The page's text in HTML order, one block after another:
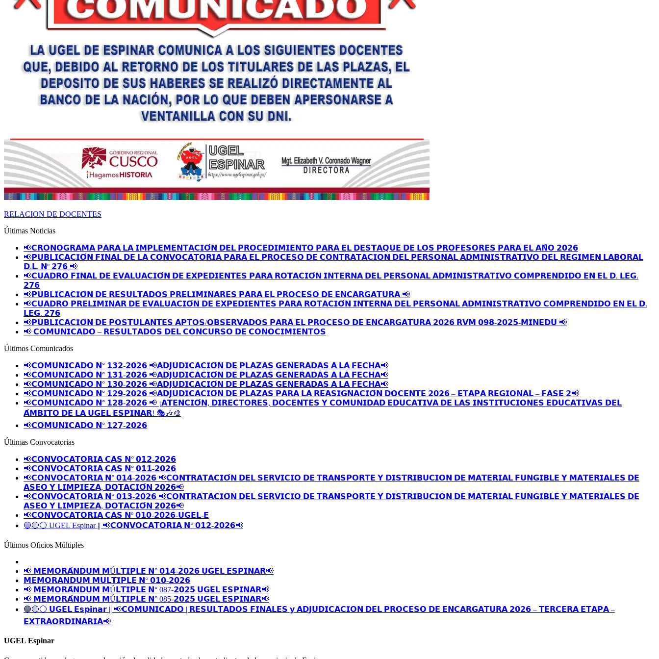
RELACION DE DOCENTES
Últimas Noticias
📢𝗖𝗥𝗢𝗡𝗢𝗚𝗥𝗔𝗠𝗔 𝗣𝗔𝗥𝗔 𝗟𝗔 𝗜𝗠𝗣𝗟𝗘𝗠𝗘𝗡𝗧𝗔𝗖𝗜𝗢́𝗡 𝗗𝗘𝗟 𝗣𝗥𝗢𝗖𝗘𝗗𝗜𝗠𝗜𝗘𝗡𝗧𝗢 𝗣𝗔𝗥𝗔 𝗘𝗟 𝗗𝗘𝗦𝗧𝗔𝗤𝗨𝗘 𝗗𝗘 𝗟𝗢𝗦 𝗣𝗥𝗢𝗙𝗘𝗦𝗢𝗥𝗘𝗦 𝗣𝗔𝗥𝗔 𝗘𝗟 𝗔𝗡̃𝗢 𝟮𝟬𝟮𝟲
📢𝗣𝗨𝗕𝗟𝗜𝗖𝗔𝗖𝗜𝗢́𝗡 𝗙𝗜𝗡𝗔𝗟 𝗗𝗘 𝗟𝗔 𝗖𝗢𝗡𝗩𝗢𝗖𝗔𝗧𝗢𝗥𝗜𝗔 𝗣𝗔𝗥𝗔 𝗘𝗟 𝗣𝗥𝗢𝗖𝗘𝗦𝗢 𝗗𝗘 𝗖𝗢𝗡𝗧𝗥𝗔𝗧𝗔𝗖𝗜𝗢𝗡 𝗗𝗘𝗟 𝗣𝗘𝗥𝗦𝗢𝗡𝗔𝗟 𝗔𝗗𝗠𝗜𝗡𝗜𝗦𝗧𝗥𝗔𝗧𝗜𝗩𝗢 𝗗𝗘𝗟 𝗥𝗘𝗚𝗜𝗠𝗘𝗡 𝗟𝗔𝗕𝗢𝗥𝗔𝗟
𝗗.𝗟. 𝗡º 𝟮𝟳𝟲 📢
📢𝗖𝗨𝗔𝗗𝗥𝗢 𝗙𝗜𝗡𝗔𝗟 𝗗𝗘 𝗘𝗩𝗔𝗟𝗨𝗔𝗖𝗜𝗢́𝗡 𝗗𝗘 𝗘𝗫𝗣𝗘𝗗𝗜𝗘𝗡𝗧𝗘𝗦 𝗣𝗔𝗥𝗔 𝗥𝗢𝗧𝗔𝗖𝗜𝗢́𝗡 𝗜𝗡𝗧𝗘𝗥𝗡𝗔 𝗗𝗘𝗟 𝗣𝗘𝗥𝗦𝗢𝗡𝗔𝗟 𝗔𝗗𝗠𝗜𝗡𝗜𝗦𝗧𝗥𝗔𝗧𝗜𝗩𝗢 𝗖𝗢𝗠𝗣𝗥𝗘𝗡𝗗𝗜𝗗𝗢 𝗘𝗡 𝗘𝗟 𝗗. 𝗟𝗘𝗚.
𝟮𝟳𝟲
📢𝗣𝗨𝗕𝗟𝗜𝗖𝗔𝗖𝗜𝗢́𝗡 𝗗𝗘 𝗥𝗘𝗦𝗨𝗟𝗧𝗔𝗗𝗢𝗦 𝗣𝗥𝗘𝗟𝗜𝗠𝗜𝗡𝗔𝗥𝗘𝗦 𝗣𝗔𝗥𝗔 𝗘𝗟 𝗣𝗥𝗢𝗖𝗘𝗦𝗢 𝗗𝗘 𝗘𝗡𝗖𝗔𝗥𝗚𝗔𝗧𝗨𝗥𝗔 📢
📢𝗖𝗨𝗔𝗗𝗥𝗢 𝗣𝗥𝗘𝗟𝗜𝗠𝗜𝗡𝗔𝗥 𝗗𝗘 𝗘𝗩𝗔𝗟𝗨𝗔𝗖𝗜𝗢́𝗡 𝗗𝗘 𝗘𝗫𝗣𝗘𝗗𝗜𝗘𝗡𝗧𝗘𝗦 𝗣𝗔𝗥𝗔 𝗥𝗢𝗧𝗔𝗖𝗜𝗢́𝗡 𝗜𝗡𝗧𝗘𝗥𝗡𝗔 𝗗𝗘𝗟 𝗣𝗘𝗥𝗦𝗢𝗡𝗔𝗟 𝗔𝗗𝗠𝗜𝗡𝗜𝗦𝗧𝗥𝗔𝗧𝗜𝗩𝗢 𝗖𝗢𝗠𝗣𝗥𝗘𝗡𝗗𝗜𝗗𝗢 𝗘𝗡 𝗘𝗟 𝗗.
𝗟𝗘𝗚. 𝟮𝟳𝟲
📢𝗣𝗨𝗕𝗟𝗜𝗖𝗔𝗖𝗜𝗢́𝗡 𝗗𝗘 𝗣𝗢𝗦𝗧𝗨𝗟𝗔𝗡𝗧𝗘𝗦 𝗔𝗣𝗧𝗢𝗦/𝗢𝗕𝗦𝗘𝗥𝗩𝗔𝗗𝗢𝗦 𝗣𝗔𝗥𝗔 𝗘𝗟 𝗣𝗥𝗢𝗖𝗘𝗦𝗢 𝗗𝗘 𝗘𝗡𝗖𝗔𝗥𝗚𝗔𝗧𝗨𝗥𝗔 𝟮𝟬𝟮𝟲 𝗥𝗩𝗠 𝟬𝟵𝟴-𝟮𝟬𝟮𝟱-𝗠𝗜𝗡𝗘𝗗𝗨 📢
📢 𝗖𝗢𝗠𝗨𝗡𝗜𝗖𝗔𝗗𝗢 – 𝗥𝗘𝗦𝗨𝗟𝗧𝗔𝗗𝗢𝗦 𝗗𝗘𝗟 𝗖𝗢𝗡𝗖𝗨𝗥𝗦𝗢 𝗗𝗘 𝗖𝗢𝗡𝗢𝗖𝗜𝗠𝗜𝗘𝗡𝗧𝗢𝗦
Últimos Comunicados
📢𝗖𝗢𝗠𝗨𝗡𝗜𝗖𝗔𝗗𝗢 𝗡° 𝟭𝟯𝟮-𝟮𝟬𝟮𝟲 📢𝗔𝗗𝗝𝗨𝗗𝗜𝗖𝗔𝗖𝗜𝗢́𝗡 𝗗𝗘 𝗣𝗟𝗔𝗭𝗔𝗦 𝗚𝗘𝗡𝗘𝗥𝗔𝗗𝗔𝗦 𝗔 𝗟𝗔 𝗙𝗘𝗖𝗛𝗔📢
📢𝗖𝗢𝗠𝗨𝗡𝗜𝗖𝗔𝗗𝗢 𝗡° 𝟭𝟯𝟭-𝟮𝟬𝟮𝟲 📢𝗔𝗗𝗝𝗨𝗗𝗜𝗖𝗔𝗖𝗜𝗢́𝗡 𝗗𝗘 𝗣𝗟𝗔𝗭𝗔𝗦 𝗚𝗘𝗡𝗘𝗥𝗔𝗗𝗔𝗦 𝗔 𝗟𝗔 𝗙𝗘𝗖𝗛𝗔📢
📢𝗖𝗢𝗠𝗨𝗡𝗜𝗖𝗔𝗗𝗢 𝗡° 𝟭𝟯𝟬-𝟮𝟬𝟮𝟲 📢𝗔𝗗𝗝𝗨𝗗𝗜𝗖𝗔𝗖𝗜𝗢́𝗡 𝗗𝗘 𝗣𝗟𝗔𝗭𝗔𝗦 𝗚𝗘𝗡𝗘𝗥𝗔𝗗𝗔𝗦 𝗔 𝗟𝗔 𝗙𝗘𝗖𝗛𝗔📢
📢𝗖𝗢𝗠𝗨𝗡𝗜𝗖𝗔𝗗𝗢 𝗡° 𝟭𝟮𝟵-𝟮𝟬𝟮𝟲 📢𝗔𝗗𝗝𝗨𝗗𝗜𝗖𝗔𝗖𝗜𝗢́𝗡 𝗗𝗘 𝗣𝗟𝗔𝗭𝗔𝗦 𝗣𝗔𝗥𝗔 𝗟𝗔 𝗥𝗘𝗔𝗦𝗜𝗚𝗡𝗔𝗖𝗜𝗢́𝗡 𝗗𝗢𝗖𝗘𝗡𝗧𝗘 𝟮𝟬𝟮𝟲 – 𝗘𝗧𝗔𝗣𝗔 𝗥𝗘𝗚𝗜𝗢𝗡𝗔𝗟 – 𝗙𝗔𝗦𝗘 𝟮📢
📢𝗖𝗢𝗠𝗨𝗡𝗜𝗖𝗔𝗗𝗢 𝗡° 𝟭𝟮𝟴-𝟮𝟬𝟮𝟲 📢 ¡𝗔𝗧𝗘𝗡𝗖𝗜𝗢́𝗡, 𝗗𝗜𝗥𝗘𝗖𝗧𝗢𝗥𝗘𝗦, 𝗗𝗢𝗖𝗘𝗡𝗧𝗘𝗦 𝗬 𝗖𝗢𝗠𝗨𝗡𝗜𝗗𝗔𝗗 𝗘𝗗𝗨𝗖𝗔𝗧𝗜𝗩𝗔 𝗗𝗘 𝗟𝗔𝗦 𝗜𝗡𝗦𝗧𝗜𝗧𝗨𝗖𝗜𝗢𝗡𝗘𝗦 𝗘𝗗𝗨𝗖𝗔𝗧𝗜𝗩𝗔𝗦 𝗗𝗘𝗟
𝗔́𝗠𝗕𝗜𝗧𝗢 𝗗𝗘 𝗟𝗔 𝗨𝗚𝗘𝗟 𝗘𝗦𝗣𝗜𝗡𝗔𝗥! 🎭🎶🎨
📢𝗖𝗢𝗠𝗨𝗡𝗜𝗖𝗔𝗗𝗢 𝗡° 𝟭𝟮𝟳-𝟮𝟬𝟮𝟲
Últimas Convocatorias
📢𝗖𝗢𝗡𝗩𝗢𝗖𝗔𝗧𝗢𝗥𝗜𝗔 𝗖𝗔𝗦 𝗡° 𝟬𝟭𝟮-𝟮𝟬𝟮𝟲
📢𝗖𝗢𝗡𝗩𝗢𝗖𝗔𝗧𝗢𝗥𝗜𝗔 𝗖𝗔𝗦 𝗡° 𝟬𝟭𝟭-𝟮𝟬𝟮𝟲
📢𝗖𝗢𝗡𝗩𝗢𝗖𝗔𝗧𝗢𝗥𝗜𝗔 𝗡° 𝟬𝟭𝟰-𝟮𝟬𝟮𝟲 📢𝗖𝗢𝗡𝗧𝗥𝗔𝗧𝗔𝗖𝗜𝗢́𝗡 𝗗𝗘𝗟 𝗦𝗘𝗥𝗩𝗜𝗖𝗜𝗢 𝗗𝗘 𝗧𝗥𝗔𝗡𝗦𝗣𝗢𝗥𝗧𝗘 𝗬 𝗗𝗜𝗦𝗧𝗥𝗜𝗕𝗨𝗖𝗜𝗢𝗡 𝗗𝗘 𝗠𝗔𝗧𝗘𝗥𝗜𝗔𝗟 𝗙𝗨𝗡𝗚𝗜𝗕𝗟𝗘 𝗬 𝗠𝗔𝗧𝗘𝗥𝗜𝗔𝗟𝗘𝗦 𝗗𝗘
𝗔𝗦𝗘𝗢 𝗬 𝗟𝗜𝗠𝗣𝗜𝗘𝗭𝗔, 𝗗𝗢𝗧𝗔𝗖𝗜𝗢́𝗡 𝟮𝟬𝟮𝟲📢
📢𝗖𝗢𝗡𝗩𝗢𝗖𝗔𝗧𝗢𝗥𝗜𝗔 𝗡° 𝟬𝟭𝟯-𝟮𝟬𝟮𝟲 📢𝗖𝗢𝗡𝗧𝗥𝗔𝗧𝗔𝗖𝗜𝗢́𝗡 𝗗𝗘𝗟 𝗦𝗘𝗥𝗩𝗜𝗖𝗜𝗢 𝗗𝗘 𝗧𝗥𝗔𝗡𝗦𝗣𝗢𝗥𝗧𝗘 𝗬 𝗗𝗜𝗦𝗧𝗥𝗜𝗕𝗨𝗖𝗜𝗢𝗡 𝗗𝗘 𝗠𝗔𝗧𝗘𝗥𝗜𝗔𝗟 𝗙𝗨𝗡𝗚𝗜𝗕𝗟𝗘 𝗬 𝗠𝗔𝗧𝗘𝗥𝗜𝗔𝗟𝗘𝗦 𝗗𝗘
𝗔𝗦𝗘𝗢 𝗬 𝗟𝗜𝗠𝗣𝗜𝗘𝗭𝗔, 𝗗𝗢𝗧𝗔𝗖𝗜𝗢́𝗡 𝟮𝟬𝟮𝟲📢
📢𝗖𝗢𝗡𝗩𝗢𝗖𝗔𝗧𝗢𝗥𝗜𝗔 𝗖𝗔𝗦 𝗡º 𝟬𝟭𝟬-𝟮𝟬𝟮𝟲-𝗨𝗚𝗘𝗟-𝗘
🔵🔴⚪️ UGEL Espinar || 📢𝗖𝗢𝗡𝗩𝗢𝗖𝗔𝗧𝗢𝗥𝗜𝗔 𝗡° 𝟬𝟭𝟮-𝟮𝟬𝟮𝟲📢
Últimos Oficios Múltiples
📢 𝗠𝗘𝗠𝗢𝗥𝗔́𝗡𝗗𝗨𝗠 𝗠Ú𝗟𝗧𝗜𝗣𝗟𝗘 𝗡° 𝟬𝟭𝟰-𝟮𝟬𝟮𝟲 𝗨𝗚𝗘𝗟 𝗘𝗦𝗣𝗜𝗡𝗔𝗥📢
𝗠𝗘𝗠𝗢𝗥𝗔𝗡𝗗𝗨𝗠 𝗠𝗨𝗟𝗧𝗜𝗣𝗟𝗘 𝗡° 𝟬𝟭𝟬-𝟮𝟬𝟮𝟲
📢 𝗠𝗘𝗠𝗢𝗥𝗔́𝗡𝗗𝗨𝗠 𝗠Ú𝗟𝗧𝗜𝗣𝗟𝗘 𝗡° 087-𝟮𝟬𝟮𝟱 𝗨𝗚𝗘𝗟 𝗘𝗦𝗣𝗜𝗡𝗔𝗥📢
📢 𝗠𝗘𝗠𝗢𝗥𝗔́𝗡𝗗𝗨𝗠 𝗠Ú𝗟𝗧𝗜𝗣𝗟𝗘 𝗡° 085-𝟮𝟬𝟮𝟱 𝗨𝗚𝗘𝗟 𝗘𝗦𝗣𝗜𝗡𝗔𝗥📢
🔵🔴⚪️ 𝗨𝗚𝗘𝗟 𝗘𝘀𝗽𝗶𝗻𝗮𝗿 || 📢𝗖𝗢𝗠𝗨𝗡𝗜𝗖𝗔𝗗𝗢 | 𝗥𝗘𝗦𝗨𝗟𝗧𝗔𝗗𝗢𝗦 𝗙𝗜𝗡𝗔𝗟𝗘𝗦 𝘆 𝗔𝗗𝗝𝗨𝗗𝗜𝗖𝗔𝗖𝗜𝗢𝗡 𝗗𝗘𝗟 𝗣𝗥𝗢𝗖𝗘𝗦𝗢 𝗗𝗘 𝗘𝗡𝗖𝗔𝗥𝗚𝗔𝗧𝗨𝗥𝗔 𝟮𝟬𝟮𝟲 – 𝗧𝗘𝗥𝗖𝗘𝗥𝗔 𝗘𝗧𝗔𝗣𝗔 –
𝗘𝗫𝗧𝗥𝗔𝗢𝗥𝗗𝗜𝗡𝗔𝗥𝗜𝗔📢
UGEL Espinar